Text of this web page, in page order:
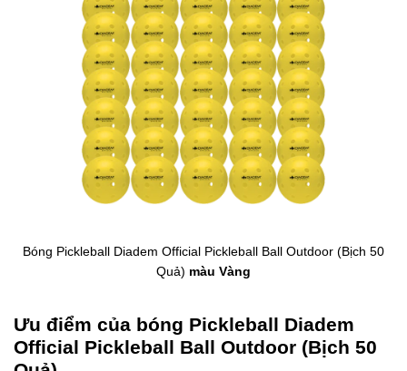
Bóng Pickleball Diadem Official Pickleball Ball Outdoor (Bịch 50
Quả) màu Vàng
Ưu điểm của bóng Pickleball Diadem
Official Pickleball Ball Outdoor (Bịch 50